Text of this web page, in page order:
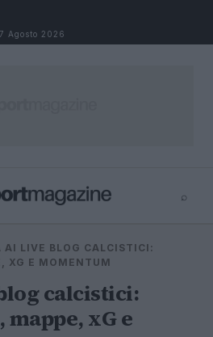
7 Agosto 2026
⌕
AI LIVE BLOG CALCISTICI:
XG E MOMENTUM
calcistici:
xG e